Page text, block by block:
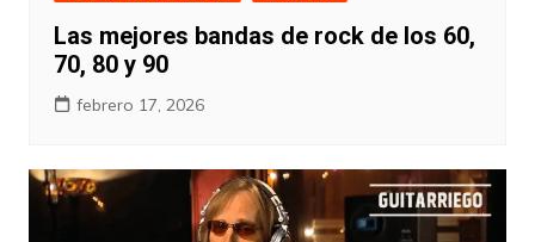
Las mejores bandas de rock de los 60,
70, 80 y 90
febrero 17, 2026